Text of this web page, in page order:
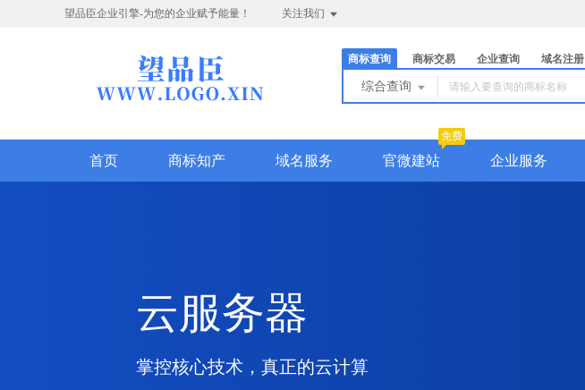
望品臣企业引擎-为您的企业赋予能量！ 关注我们
商标查询 商标交易 企业查询 域名注册
综合查询
首页 商标知产 域名服务 官微建站
免费
企业服务
云服务器
掌控核心技术，真正的云计算